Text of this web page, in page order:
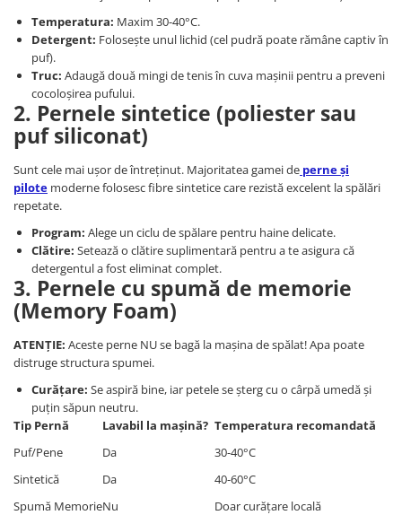
Temperatura: Maxim 30-40°C.
Detergent: Folosește unul lichid (cel pudră poate rămâne captiv în
puf).
Truc: Adaugă două mingi de tenis în cuva mașinii pentru a preveni
cocoloșirea pufului.
2. Pernele sintetice (poliester sau
puf siliconat)
Sunt cele mai ușor de întreținut. Majoritatea gamei de perne și
pilote moderne folosesc fibre sintetice care rezistă excelent la spălări
repetate.
Program: Alege un ciclu de spălare pentru haine delicate.
Clătire: Setează o clătire suplimentară pentru a te asigura că
detergentul a fost eliminat complet.
3. Pernele cu spumă de memorie
(Memory Foam)
ATENȚIE: Aceste perne NU se bagă la mașina de spălat! Apa poate
distruge structura spumei.
Curățare: Se aspiră bine, iar petele se șterg cu o cârpă umedă și
puțin săpun neutru.
Tip Pernă
Lavabil la mașină? Temperatura recomandată
Puf/Pene
Da
30-40°C
Sintetică
Da
40-60°C
Spumă MemorieNu Doar curățare locală